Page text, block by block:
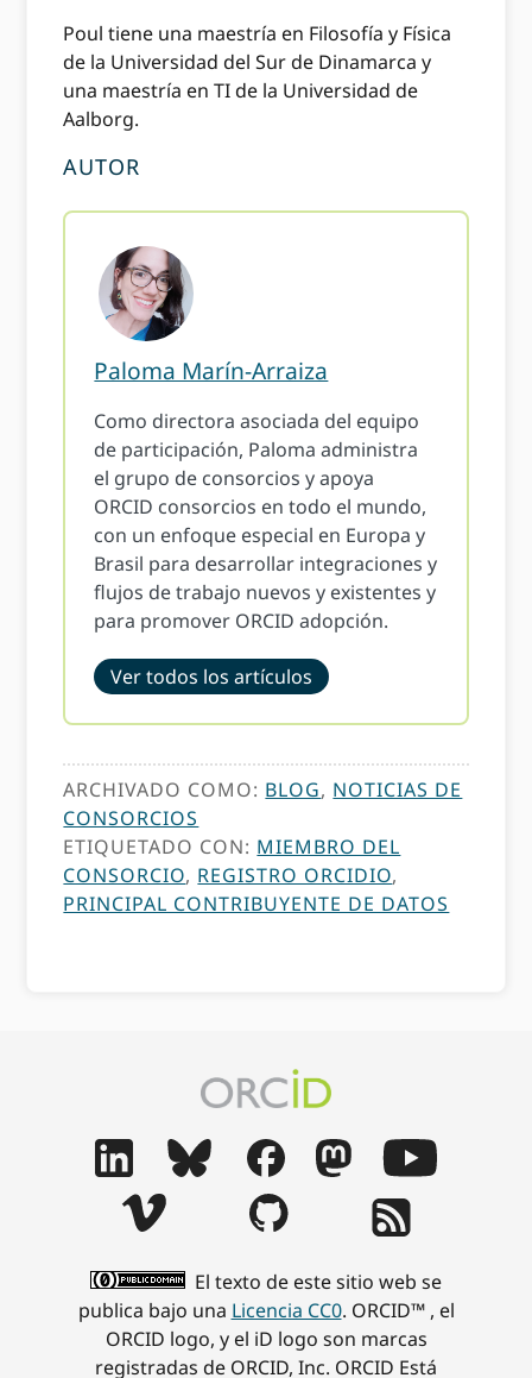
Poul tiene una maestría en Filosofía y Física
de la Universidad del Sur de Dinamarca y
una maestría en TI de la Universidad de
Aalborg.
AUTOR
Paloma Marín-Arraiza
Como directora asociada del equipo
de participación, Paloma administra
el grupo de consorcios y apoya
ORCID consorcios en todo el mundo,
con un enfoque especial en Europa y
Brasil para desarrollar integraciones y
flujos de trabajo nuevos y existentes y
para promover ORCID adopción.
Ver todos los artículos
ARCHIVADO COMO: BLOG, NOTICIAS DE
CONSORCIOS
ETIQUETADO CON: MIEMBRO DEL
CONSORCIO, REGISTRO ORCIDIO,
PRINCIPAL CONTRIBUYENTE DE DATOS
El texto de este sitio web se
publica bajo una Licencia CC0. ORCID™ , el
ORCID logo, y el iD logo son marcas
registradas de ORCID, Inc. ORCID Está